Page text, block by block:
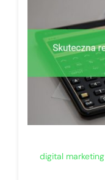
digital marketing